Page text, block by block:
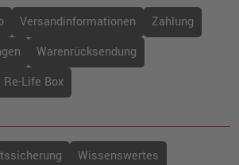
Versandinformationen
Zahlung
Warenrücksendung
Re-Life Box
Wissenswertes